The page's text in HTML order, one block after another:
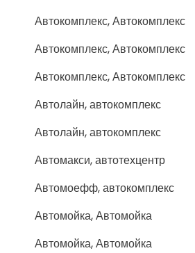
Автокомплекс, Автокомплекс
Автокомплекс, Автокомплекс
Автокомплекс, Автокомплекс
Автолайн, автокомплекс
Автолайн, автокомплекс
Автомакси, автотехцентр
Автомоефф, автокомплекс
Автомойка, Автомойка
Автомойка, Автомойка